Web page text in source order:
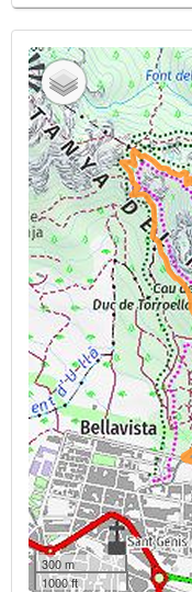
300 m
1000 ft